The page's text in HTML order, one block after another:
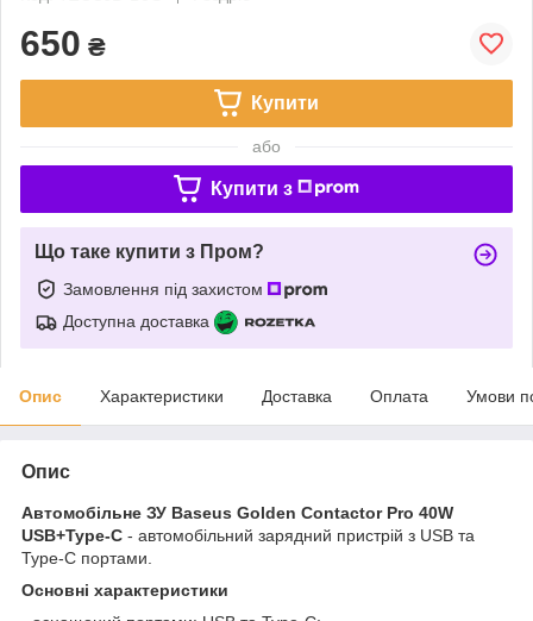
650 ₴
Купити
або
Купити з
Що таке купити з Пром?
Замовлення під захистом
Доступна доставка
Опис Характеристики Доставка Оплата Умови
Опис
Автомобільне ЗУ Baseus Golden Contactor Pro 40W
USB+Type-C - автомобільний зарядний пристрій з USB та
Type-C портами.
Основні характеристики